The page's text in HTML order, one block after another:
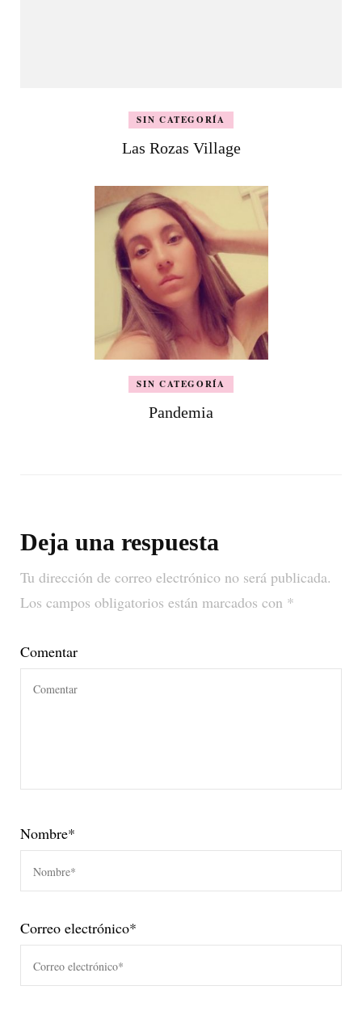
SIN CATEGORÍA
Las Rozas Village
SIN CATEGORÍA
Pandemia
Deja una respuesta
Tu dirección de correo electrónico no será publicada.
Los campos obligatorios están marcados con *
Comentar
Nombre*
Correo electrónico*